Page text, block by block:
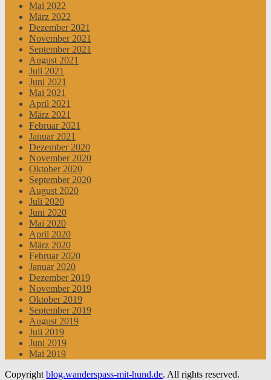
Mai 2022
März 2022
Dezember 2021
November 2021
September 2021
August 2021
Juli 2021
Juni 2021
Mai 2021
April 2021
März 2021
Februar 2021
Januar 2021
Dezember 2020
November 2020
Oktober 2020
September 2020
August 2020
Juli 2020
Juni 2020
Mai 2020
April 2020
März 2020
Februar 2020
Januar 2020
Dezember 2019
November 2019
Oktober 2019
September 2019
August 2019
Juli 2019
Juni 2019
Mai 2019
Copyright blog.wanderspass-mit-hund.de. All rights reserved.